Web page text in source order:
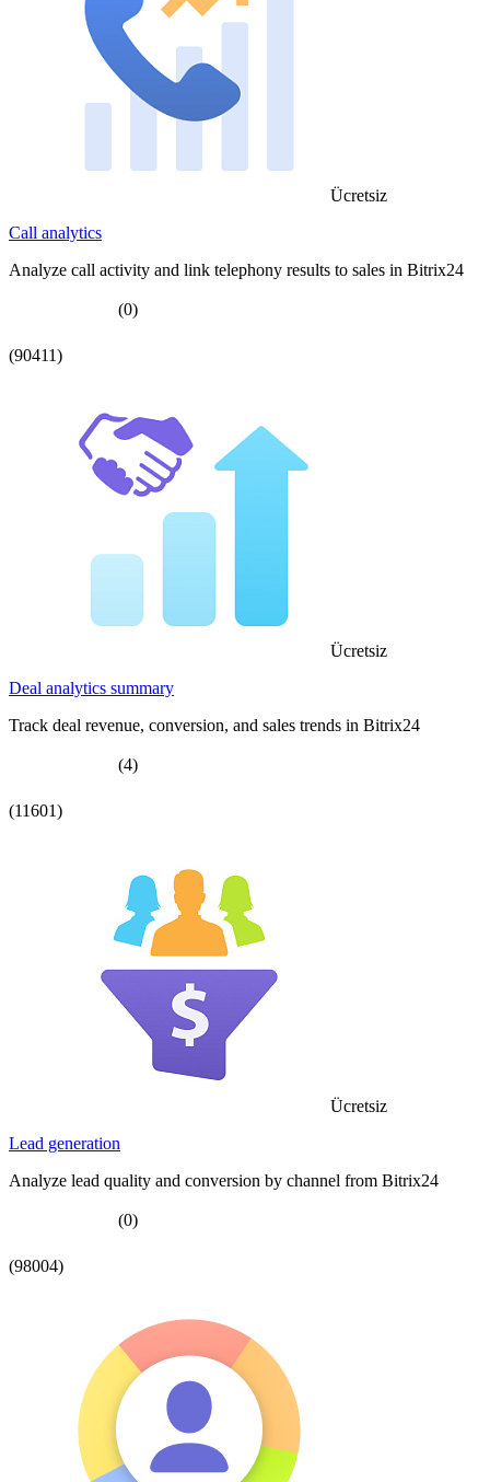
Ücretsiz
Call analytics
Analyze call activity and link telephony results to sales in Bitrix24
(0)
(90411)
Ücretsiz
Deal analytics summary
Track deal revenue, conversion, and sales trends in Bitrix24
(4)
(11601)
Ücretsiz
Lead generation
Analyze lead quality and conversion by channel from Bitrix24
(0)
(98004)